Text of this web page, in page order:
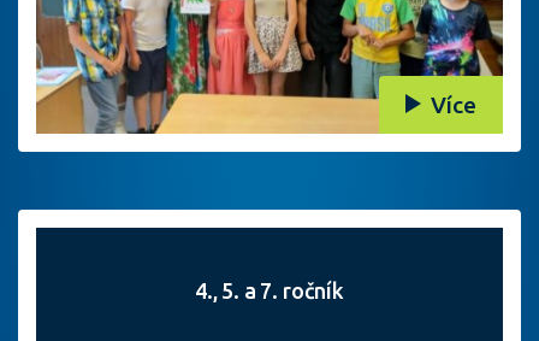
Více
4., 5. a 7. ročník